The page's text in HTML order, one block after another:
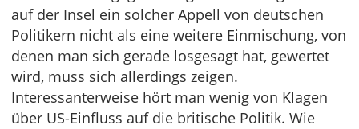
auf der Insel ein solcher Appell von deutschen
Politikern nicht als eine weitere Einmischung, von
denen man sich gerade losgesagt hat, gewertet
wird, muss sich allerdings zeigen.
Interessanterweise hört man wenig von Klagen
über US-Einfluss auf die britische Politik. Wie